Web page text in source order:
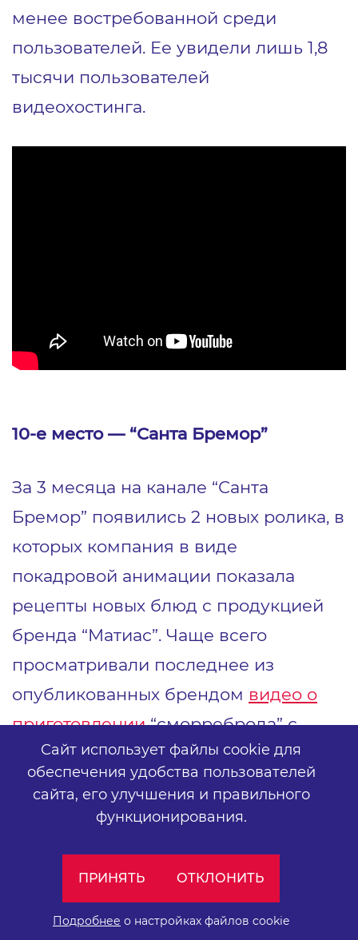
менее востребованной среди
пользователей. Ее увидели лишь 1,8
тысячи пользователей
видеохостинга.
10-е место — “Санта Бремор”
За 3 месяца на канале “Санта
Бремор” появились 2 новых ролика, в
которых компания в виде
покадровой анимации показала
рецепты новых блюд с продукцией
бренда “Матиас”. Чаще всего
просматривали последнее из
опубликованных брендом видео о
приготовлении“сморреброда” с
сельдью. Его увидели свыше 1,5 млн
раз, тогда какролик с более ранним
сроком публикации посмотрели на
Сайт использует файлы cookie для
обеспечения удобства пользователей
сайта, его улучшения и правильного
функционирования.
ПРИНЯТЬ ОТКЛОНИТЬ
Подробнее о настройках файлов cookie